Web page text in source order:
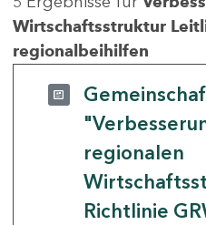
Wirtschaftsstruktur
regionalbeihilfen
regionalen
Richtlinie